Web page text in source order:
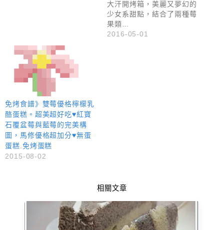
大汗開烤箱，美麗又夢幻的
少女系甜點，結合了兩種莓
果類…
2016-05-01
免烤食譜》雙莓優格檸檬乳
酪蛋糕。超美超好吃♥紅寶
石覆盆莓與藍莓的完美構
圖，馬修優格超加分♥無蛋
蛋糕.免烤蛋糕
2015-08-02
相關文章